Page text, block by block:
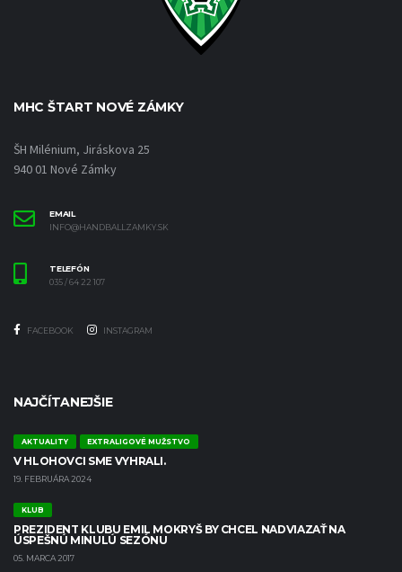
MHC ŠTART NOVÉ ZÁMKY
ŠH Milénium, Jiráskova 25
940 01 Nové Zámky
EMAIL
INFO@HANDBALLZAMKY.SK
TELEFÓN
035 / 64 22 107
FACEBOOK INSTAGRAM
NAJČÍTANEJŠIE
AKTUALITY EXTRALIGOVÉ MUŽSTVO
V HLOHOVCI SME VYHRALI.
19. FEBRUÁRA 2024
KLUB
PREZIDENT KLUBU EMIL MOKRYŠ BY CHCEL NADVIAZAŤ NA
ÚSPEŠNÚ MINULÚ SEZÓNU
05. MARCA 2017